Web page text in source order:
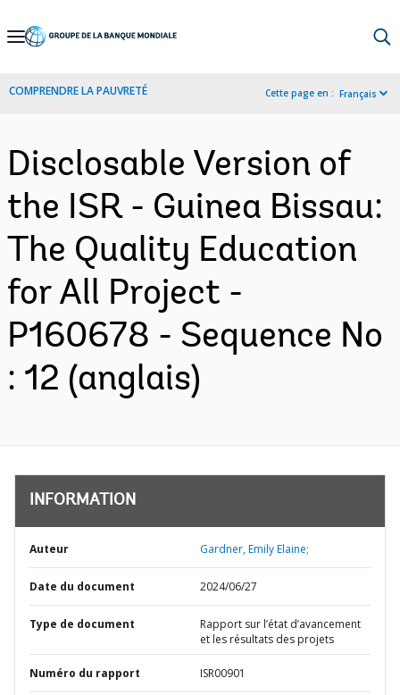
Skip
Navigation
COMPRENDRE LA PAUVRETÉ Cette page en : Français
Disclosable Version of
the ISR - Guinea Bissau:
The Quality Education
for All Project -
P160678 - Sequence No
: 12 (anglais)
INFORMATION
Auteur Gardner, Emily Elaine;
Date du document 2024/06/27
Type de document
Rapport sur l’état d’avancement
et les résultats des projets
Numéro du rapport ISR00901